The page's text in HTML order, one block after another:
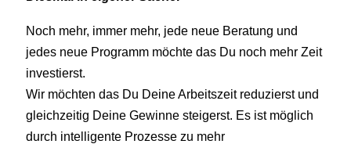
Noch mehr, immer mehr, jede neue Beratung und
jedes neue Programm möchte das Du noch mehr Zeit
investierst.
Wir möchten das Du Deine Arbeitszeit reduzierst und
gleichzeitig Deine Gewinne steigerst. Es ist möglich
durch intelligente Prozesse zu mehr